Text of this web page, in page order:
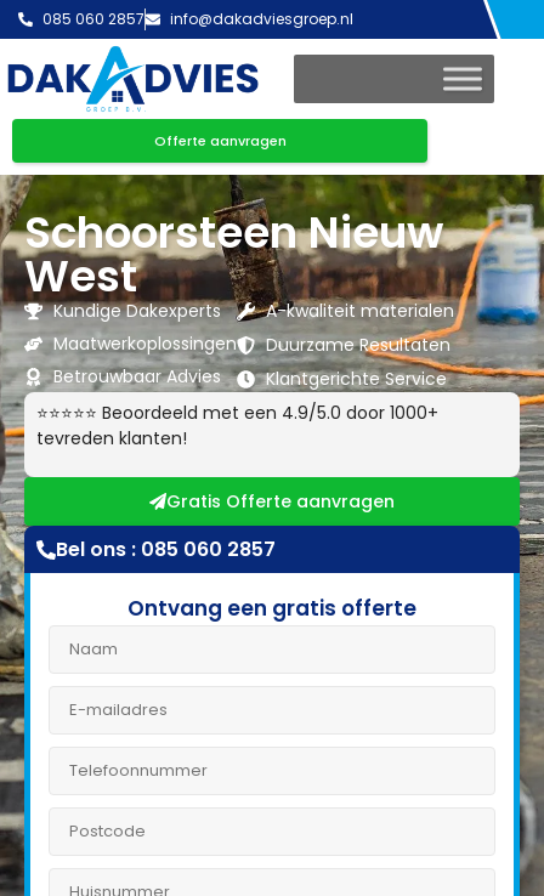
085 060 2857 info@dakadviesgroep.nl
Offerte aanvragen
Schoorsteen Nieuw
West
Kundige Dakexperts
Maatwerkoplossingen
Betrouwbaar Advies
A-kwaliteit materialen
Duurzame Resultaten
Klantgerichte Service
⭐⭐⭐⭐⭐ Beoordeeld met een 4.9/5.0 door 1000+
tevreden klanten!
Gratis Offerte aanvragen
Bel ons : 085 060 2857
Ontvang een gratis offerte